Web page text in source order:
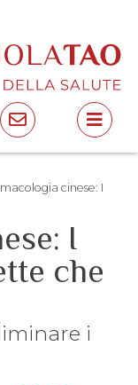
cinese: I
I
che
i